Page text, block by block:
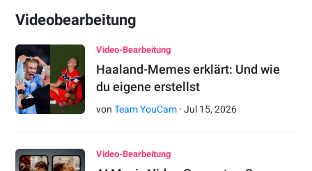
Videobearbeitung
Video-Bearbeitung
Haaland-Memes erklärt: Und wie
du eigene erstellst
vonTeam YouCam ·Jul 15,2026
Video-Bearbeitung